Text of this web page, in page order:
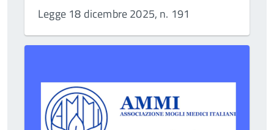
Legge 18 dicembre 2025, n. 191